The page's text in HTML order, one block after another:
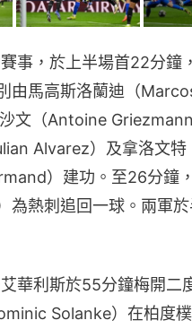
事，於上半場首22分鐘
由馬高斯洛蘭迪（
文（Antoine Griezmann
Alvarez）及拿洛文特
）建功。至26分鐘
為熱刺追回一球。兩軍
華利斯於55分鐘梅開二
Solanke）在柏度